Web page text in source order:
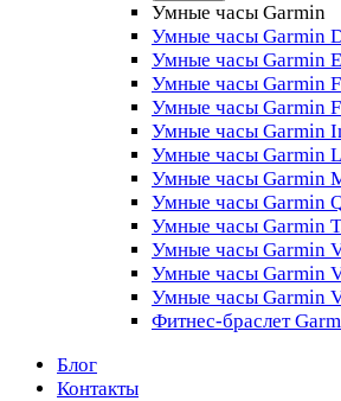
Умные часы Garmin
Умные часы Garmin
Умные часы Garmin
Умные часы Garmin
Умные часы Garmin
Умные часы Garmin
Умные часы Garmin
Умные часы Garmin
Умные часы Garmin
Умные часы Garmin
Умные часы Garmin
Умные часы Garmin
Умные часы Garmin
Фитнес-браслет
Блог
Контакты